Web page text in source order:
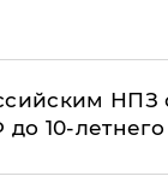
НПЗ
до 10-